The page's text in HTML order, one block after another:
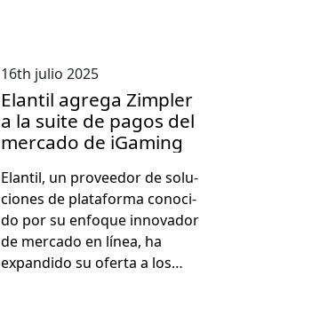
16th julio 2025
Elantil agrega Zimpler
a la suite de pagos del
mercado de iGaming
Elan­til, un provee­dor de solu­
ciones de platafor­ma cono­ci­
do por su enfoque inno­vador
de mer­ca­do en línea, ha
expandi­do su ofer­ta a los…